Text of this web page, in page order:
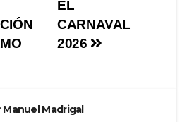
EL
CARNAVAL
2026
Manuel Madrigal